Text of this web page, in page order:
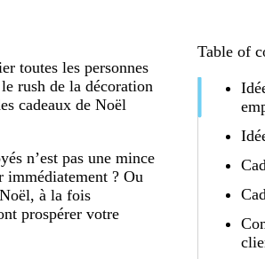
toutes les personnes
rush de la décoration
cadeaux de Noël
n’est pas une mince
immédiatement ? Ou
à la fois
prospérer votre
Table of